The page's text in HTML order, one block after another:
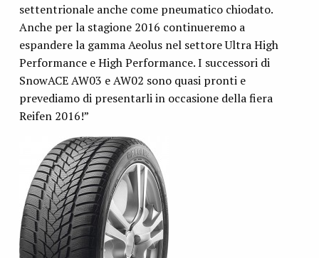
settentrionale anche come pneumatico chiodato.
Anche per la stagione 2016 continueremo a
espandere la gamma Aeolus nel settore Ultra High
Performance e High Performance. I successori di
SnowACE AW03 e AW02 sono quasi pronti e
prevediamo di presentarli in occasione della fiera
Reifen 2016!”